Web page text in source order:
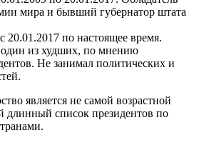
мира и бывший губернатор штата
20.01.2017 по настоящее время.
из худших, по мнению
Не занимал политических и
является не самой возрастной
длинный список президентов по